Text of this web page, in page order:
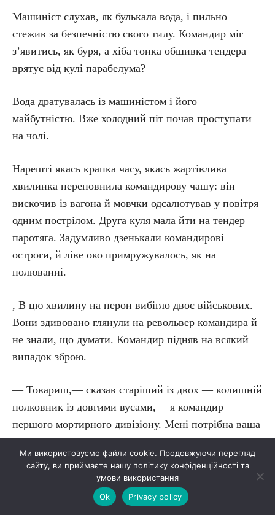
Машиніст слухав, як булькала вода, і пильно
стежив за безпечністю свого тилу. Командир міг
з’явитись, як буря, а хіба тонка обшивка тендера
врятує від кулі парабелума?
Вода дратувалась із машиністом і його
майбутністю. Вже холодний піт почав проступати
на чолі.
Нарешті якась крапка часу, якась жартівлива
хвилинка переповнила командирову чашу: він
вискочив із вагона й мовчки одсалютував у повітря
одним пострілом. Друга куля мала йти на тендер
паротяга. Задумливо дзенькали командирові
остроги, й ліве око примружувалось, як на
полюванні.
, В цю хвилину на перон вибігло двоє військових.
Вони здивовано глянули на револьвер командира й
не знали, що думати. Командир підняв на всякий
випадок зброю.
— Товариш,— сказав старіший із двох — колишній
полковник із довгими вусами,— я командир
першого мортирного дивізіону. Мені потрібна ваша
поміч.
Латиш Матте переклав револьвера в ліву руку й
простяг праву руку гостю. Потім він почав
дивитись у вікно апаратної телеграфу й стояв так
Ми використовуємо файли cookie. Продовжуючи перегляд
сайту, ви приймаєте нашу політику конфіденційності та
умови використання
Ok
Privacy policy